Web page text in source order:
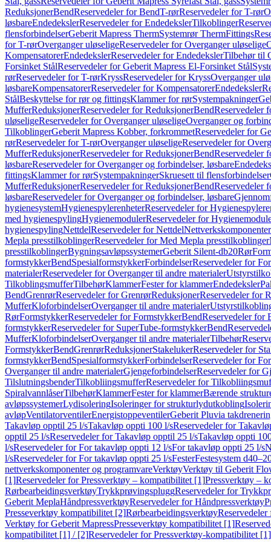
ReduksjonerBendReservedeler for BendT-rørReservedeler for T-rør
løsbareEndedekslerReservedeler for EndedekslerTilkoblinger
flensforbindelserGeberit Mapress ThermSystemrør ThermFittings
for T-rørOverganger uløseligeReservedeler for Overganger uløselige
KompensatorerEndedekslerReservedeler for EndedekslerTilbehør til
Forsinket StålReservedeler for Geberit Mapress El-Forsinket Stål
rørReservedeler for T-rørKryssReservedeler for KryssOverganger
løsbareKompensatorerReservedeler for KompensatorerEndedeksler
StålBeskyttelse for rør og fittingsKlammer for rørSystempakninger
MufferReduksjonerReservedeler for ReduksjonerBendReservedeler
uløseligeReservedeler for Overganger uløseligeOverganger og
TilkoblingerGeberit Mapress Kobber, forkrommetReservedeler for
rørReservedeler for T-rørOverganger uløseligeReservedeler for
MufferReduksjonerReservedeler for ReduksjonerBendReservedeler
løsbareReservedeler for Overganger og forbindelser, løsbare
fittingsKlammer for rørSystempakningerSkruesett til flensforbindelser
MufferReduksjonerReservedeler for ReduksjonerBendReservedeler
løsbareReservedeler for Overganger og forbindelser, løsbare
hygienesystemHygienespylerenheterReservedeler for
med hygienespylingHygienemodulerReservedeler for
hygienespylingNettdelReservedeler for NettdelNettverkskomponenter
Mepla presstilkoblingerReservedeler for Med Mepla presstilkoblinger
presstilkoblingerBygningsavløpssystemerGeberit Silent-db20Rør
formstykkerBendSpesialformstykkerForbindelserReservedeler for
materialerReservedeler for Overganger til andre materialer
TilkoblingsmufferTilbehørKlammerFester for klammerEndedeksler
BendGrenrørReservedeler for GrenrørReduksjonerReservedeler for
MufferKloforbindelserOverganger til andre materialer
RørFormstykkerReservedeler for FormstykkerBendReservedeler for
formstykkerReservedeler for SuperTube-formstykkerBend
MufferKloforbindelserOverganger til andre materialerTilbehør
FormstykkerBendGrenrørReduksjonerStakelukerReservedeler for
formstykkerBendSpesialformstykkerForbindelserReservedeler for
Overganger til andre materialerGjengeforbindelserReservedeler for
TilslutningsbenderTilkobliingsmufferReservedeler for
SpiralvannlåserTilbehørKlammerFester for klammerBærende
avløpssystemerLydisoleringIsoleringer for strukturlydutkobling
avløpVentilatorventilerEnergistoppeventilerGeberit Pluvia
Takavløp opptil 25 l/sTakavløp oppti 100 l/sReservedeler for
opptil 25 l/sReservedeler for Takavløp opptil 25 l/sTakavløp oppti
l/sReservedeler for For takavløp oppti 12 l/sFor takavløp oppti 25 l/s
l/sReservedeler for For takavløp oppti 25 l/sFesterFestesystem
nettverkskomponenter og programvareVerktøyVerktøy til Geberit
[1]Reservedeler for Pressverktøy – kompatibilitet [1]Pressverktøy –
RørbearbeidingsverktøyTrykkprøvingspluggReservedeler for
Geberit MeplaHåndpressverktøyReservedeler for Håndpressverktøy
Presseverktøy kompatibilitet [2]Rørbearbeidingsverktøy
Verktøy for Geberit MapressPresseverktøy kompatibilitet [1]
kompatibilitet [1] / [2]Reservedeler for Pressverktøy-kompatibilitet